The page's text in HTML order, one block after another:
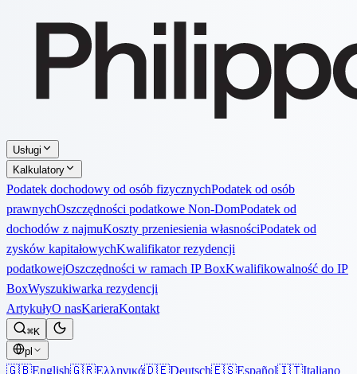
Usługi
Kalkulatory
Podatek dochodowy od osób fizycznychPodatek od osób
prawnychOszczędności podatkowe Non-DomPodatek od
dochodów z najmuKoszty przeniesienia własnościPodatek od
zysków kapitałowychKwalifikator rezydencji
podatkowejOszczędności w ramach IP BoxKwalifikowalność do IP
BoxWyszukiwarka rezydencji
ArtykułyO nasKarieraKontakt
⌘K
pl
🇬🇧English🇬🇷Ελληνικά🇩🇪Deutsch🇪🇸Español🇮🇹Italiano